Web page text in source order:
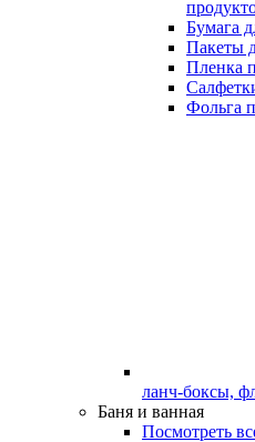
Бумага
Пакеты
Пленка
Фольга
ланч-боксы,
Баня и ванная
Посмотреть